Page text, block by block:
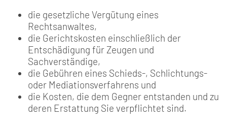
die gesetzliche Vergütung eines
Rechtsanwaltes,
die Gerichtskosten einschließlich der
Entschädigung für Zeugen und
Sachverständige,
die Gebühren eines Schieds-, Schlichtungs-
oder Mediationsverfahrens und
die Kosten, die dem Gegner entstanden und zu
deren Erstattung Sie verpflichtet sind.